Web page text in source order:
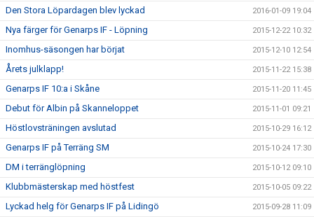
Den Stora Löpardagen blev lyckad 2016-01-09 19:04
Nya färger för Genarps IF - Löpning 2015-12-22 10:32
Inomhus-säsongen har börjat 2015-12-10 12:54
Årets julklapp! 2015-11-22 15:38
Genarps IF 10:a i Skåne 2015-11-20 11:45
Debut för Albin på Skanneloppet 2015-11-01 09:21
Höstlovsträningen avslutad 2015-10-29 16:12
Genarps IF på Terräng SM 2015-10-24 17:30
DM i terränglöpning 2015-10-12 09:10
Klubbmästerskap med höstfest 2015-10-05 09:22
Lyckad helg för Genarps IF på Lidingö 2015-09-28 11:09